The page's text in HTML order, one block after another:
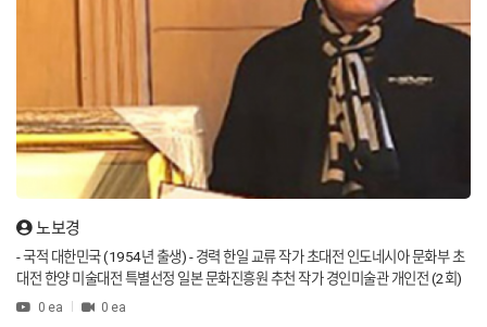
별전과 2011. G20국회의장회의기념특별전 등 국제적인 행사 초청작가이고, 2013
년 대한민국 문화체육관광부 공모당선 최우수 작가로 선정 됐다. 또한 국제평화대
상, 글로벌 자랑스러운 인물대상, 대한민국을 빛낸 인물 예술대상, 제4회 경기도를
빛낸 자랑스러운 도민상, 국제평화언론대상, 통일부장관상 등 90여 차례 수상했다 -
세계평화작가 / 서화가 - UN 세계평화지도 창시작가 - UN 22개국 대표부 전시/소장
작가 - 세계평화 홍보대사 - UN세계평화위원회한국협회 세계홍보대사 - 뉴욕 한국문
화원 단독초대작가 선정 - 중국 베이징 한국문화원 단독초대작가 선정 - 슈퍼탤런트
세계기록 인증서 획득 [Features of the Work] Han Han-guk (real name: 韓韓國 /
seal name: HAN KOREA) is the 33rd descendant of Han Seok-bong, a renown
of 8. He is the only artist in the world recognized as the "World Peace Artist" a
nd, driven by a deep desire for global peace and the reunification of the Korea
n Peninsula, has spent 30 years since 1993 recording the cultures and historic
art, maps, and surveying, he completed the "World Peace Map" series, featuri
노보경
- 국적 대한민국 (1954년 출생) - 경력 한일 교류 작가 초대전 인도네시아 문화부 초
대전 한양 미술대전 특별선정 일본 문화진흥원 추천 작가 경인미술관 개인전 (2회)
신동아 미술대전 특별선정 이승만 대통령 초상화 배재대학교 역사박물관 기증 현재)
0 ea 0 ea